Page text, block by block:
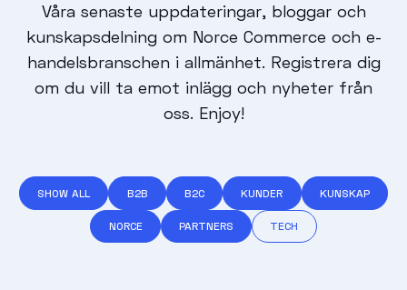
Våra senaste uppdateringar, bloggar och
kunskapsdelning om Norce Commerce och e-
handelsbranschen i allmänhet. Registrera dig
om du vill ta emot inlägg och nyheter från
oss. Enjoy!
SHOW ALL B2B B2C KUNDER KUNSKAP
NORCE PARTNERS TECH